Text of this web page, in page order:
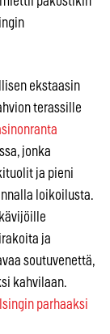
ekstaasin
terassille
jonka
ja pieni
loikoilusta.
ja
soutuvenettä,
kahvilaan.
parhaaksi